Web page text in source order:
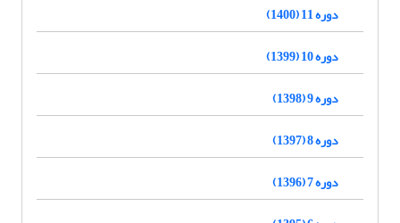
دوره 11 (1400)
دوره 10 (1399)
دوره 9 (1398)
دوره 8 (1397)
دوره 7 (1396)